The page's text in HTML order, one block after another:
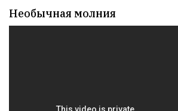
Необычная молния